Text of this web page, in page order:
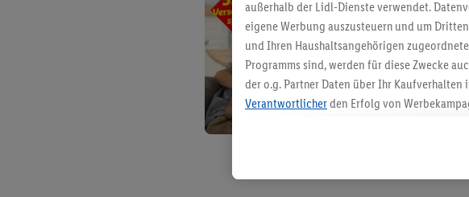
außerhalb der Lidl-Dienste verwendet.
eigene Werbung auszusteuern und um
und Ihren Haushaltsangehörigen
Programms sind, werden für diese Zwecke
der o.g. Partner Daten über Ihr
Verantwortlicherden Erfolg von
angereicherten Profilen. Dies umfasst die
Kaufverhalten in den Lidl-Diensten,
genauen Standortdaten) auch über